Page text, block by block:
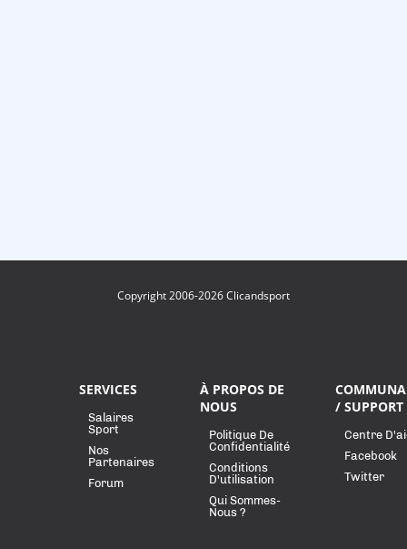
Copyright 2006-2026 Clicandsport
SERVICES
Salaires
Sport
Nos
Partenaires
Forum
À PROPOS DE
NOUS
Politique De
Confidentialité
Conditions
D'utilisation
Qui Sommes-
Nous ?
/ SUPPORT
Centre
Facebook
Twitter